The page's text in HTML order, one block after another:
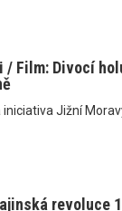
/ Film: Divocí
Jižní
revoluce